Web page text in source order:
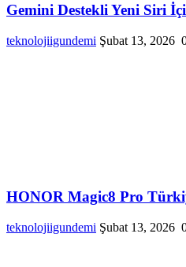
Gemini Destekli Yeni Siri
teknolojiigundemi Şubat 13, 2026
HONOR Magic8 Pro
teknolojiigundemi Şubat 13, 2026